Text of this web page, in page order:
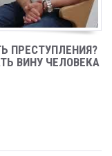
ПРЕСТУПЛЕНИЯ?
ВИНУ ЧЕЛОВЕКА